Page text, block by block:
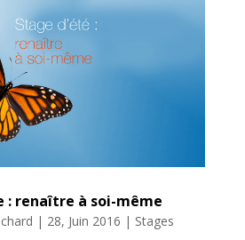
: renaître à soi-même
| 28, Juin 2016 | Stages